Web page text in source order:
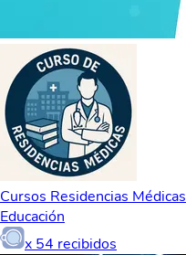
Cursos Residencias Médicas
Educación
x 54 recibidos